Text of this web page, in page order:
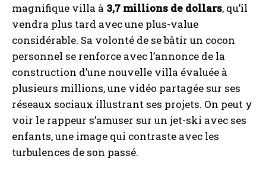
magnifique villa à 3,7 millions de dollars, qu’il
vendra plus tard avec une plus-value
considérable. Sa volonté de se bâtir un cocon
personnel se renforce avec l’annonce de la
construction d’une nouvelle villa évaluée à
plusieurs millions, une vidéo partagée sur ses
réseaux sociaux illustrant ses projets. On peut y
voir le rappeur s’amuser sur un jet-ski avec ses
enfants, une image qui contraste avec les
turbulences de son passé.